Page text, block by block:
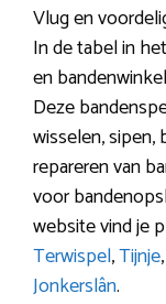
Vlug en
In de tabel in
en
Deze
wisselen, sipen,
repareren van
voor
website vind je
Terwispel,Tijnje,
Jonkerslân.